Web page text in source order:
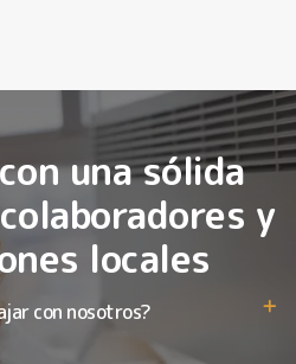
una sólida
y
locales
con nosotros?